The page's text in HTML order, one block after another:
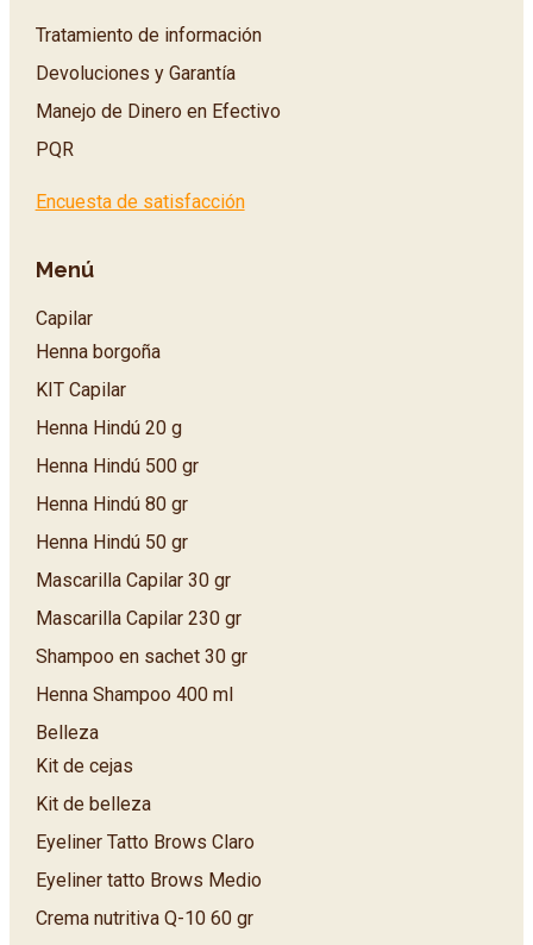
Tratamiento de información
Devoluciones y Garantía
Manejo de Dinero en Efectivo
PQR
Encuesta de satisfacción
Menú
Capilar
Henna borgoña
KIT Capilar
Henna Hindú 20 g
Henna Hindú 500 gr
Henna Hindú 80 gr
Henna Hindú 50 gr
Mascarilla Capilar 30 gr
Mascarilla Capilar 230 gr
Shampoo en sachet 30 gr
Henna Shampoo 400 ml
Belleza
Kit de cejas
Kit de belleza
Eyeliner Tatto Brows Claro
Eyeliner tatto Brows Medio
Crema nutritiva Q-10 60 gr